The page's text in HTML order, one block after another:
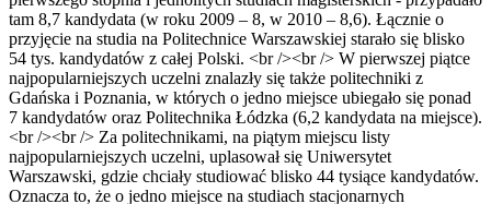
tam 8,7 kandydata (w roku 2009 – 8, w 2010 – 8,6). Łącznie o
przyjęcie na studia na Politechnice Warszawskiej starało się blisko
54 tys. kandydatów z całej Polski. <br /><br /> W pierwszej piątce
najpopularniejszych uczelni znalazły się także politechniki z
Gdańska i Poznania, w których o jedno miejsce ubiegało się ponad
7 kandydatów oraz Politechnika Łódzka (6,2 kandydata na miejsce).
<br /><br /> Za politechnikami, na piątym miejscu listy
najpopularniejszych uczelni, uplasował się Uniwersytet
Warszawski, gdzie chciały studiować blisko 44 tysiące kandydatów.
Oznacza to, że o jedno miejsce na studiach stacjonarnych